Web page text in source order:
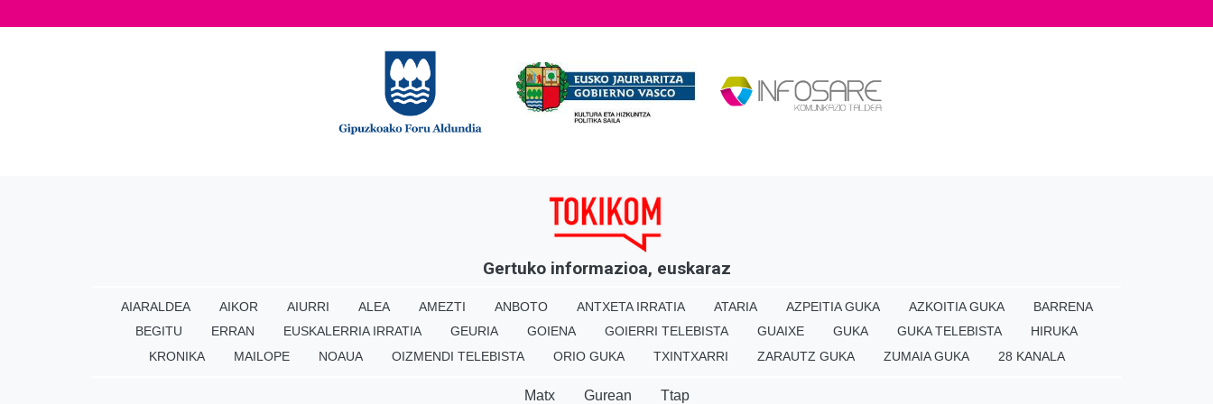
Gertuko informazioa, euskaraz
AIARALDEA AIKOR AIURRI ALEA AMEZTI ANBOTO ANTXETA IRRATIA ATARIA AZPEITIA GUKA AZKOITIA GUKA
BARRENA
BEGITU
ERRAN EUSKALERRIA IRRATIA GEURIA GOIENA GOIERRI TELEBISTA GUAIXE GUKA GUKA TELEBISTA
HIRUKA
KRONIKA
MAILOPE NOAUA OIZMENDI TELEBISTA ORIO GUKA TXINTXARRI ZARAUTZ GUKA ZUMAIA GUKA 28 KANALA
Matx Gurean Ttap